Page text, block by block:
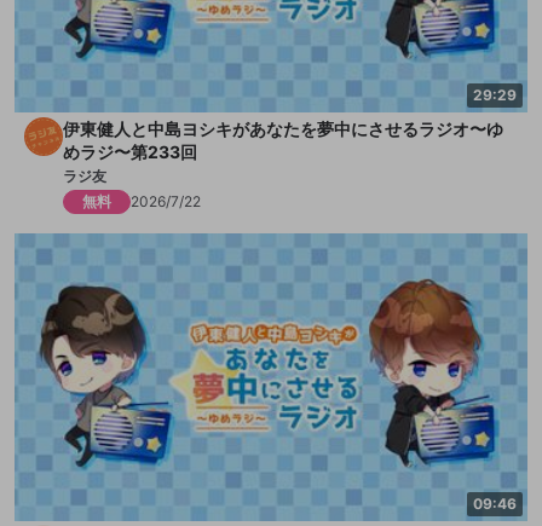
29:29
伊東健人と中島ヨシキがあなたを夢中にさせるラジオ〜ゆ
めラジ〜第233回
ラジ友
無料
2026/7/22
09:46